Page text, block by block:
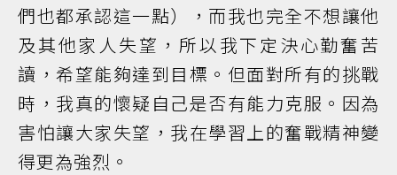
們也都承認這一點），而我也完全不想讓他
及其他家人失望，所以我下定決心勤奮苦
讀，希望能夠達到目標。但面對所有的挑戰
時，我真的懷疑自己是否有能力克服。因為
害怕讓大家失望，我在學習上的奮戰精神變
得更為強烈。